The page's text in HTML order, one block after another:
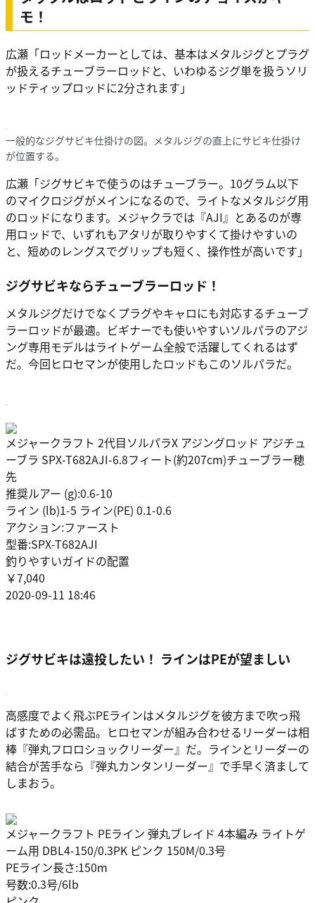
モ！
広瀬 「ロッドメーカーとしては、基本はメタルジグとプラグ
が扱えるチューブラーロッドと、いわゆるジグ単を扱うソリ
ッドティップロッドに2分されます」
一般的なジグサビキ仕掛けの図。メタルジグの直上にサビキ仕掛け
が位置する。
広瀬 「ジグサビキで使うのはチューブラー。10グラム以下
のマイクロジグがメインになるので、ライトなメタルジグ用
のロッドになります。メジャクラでは『AJI』とあるのが専
用ロッドで、いずれもアタリが取りやすくて掛けやすいの
と、短めのレングスでグリップも短く、操作性が高いです」
ジグサビキならチューブラーロッド！
メタルジグだけでなくプラグやキャロにも対応するチューブ
ラーロッドが最適。ビギナーでも使いやすいソルパラのアジ
ング専用モデルはライトゲーム全般で活躍してくれるはず
だ。今回ヒロセマンが使用したロッドもこのソルパラだ。
メジャークラフト 2代目ソルパラX アジングロッド アジチュ
ーブラ SPX-T682AJI-6.8フィート(約207cm)チューブラー穂
先
推奨ルアー (g):0.6-10
ライン (lb)1-5 ライン(PE) 0.1-0.6
アクション:ファースト
型番:SPX-T682AJI
釣りやすいガイドの配置
￥7,040
2020-09-11 18:46
ジグサビキは遠投したい！ ラインはPEが望ましい
高感度でよく飛ぶPEラインはメタルジグを彼方まで吹っ飛
ばすための必需品。ヒロセマンが組み合わせるリーダーは相
棒『弾丸フロロショックリーダー』だ。ラインとリーダーの
結合が苦手なら『弾丸カンタンリーダー』で手早く済まして
しまおう。
メジャークラフト PEライン 弾丸ブレイド 4本編み ライトゲ
ーム用 DBL4-150/0.3PK ピンク 150M/0.3号
PEライン長さ:150m
号数:0.3号/6lb